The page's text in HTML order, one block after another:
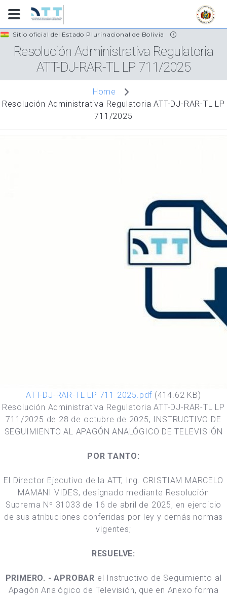
Skip
to
main
content
Sitio oficial del Estado Plurinacional de Bolivia
Resolución Administrativa Regulatoria
ATT-DJ-RAR-TL LP 711/2025
Home
Resolución Administrativa Regulatoria ATT-DJ-RAR-TL LP
711/2025
ATT-DJ-RAR-TL LP 711 2025.pdf (414.62 KB)
Resolución Administrativa Regulatoria ATT-DJ-RAR-TL LP
711/2025 de 28 de octubre de 2025, INSTRUCTIVO DE
SEGUIMIENTO AL APAGÓN ANALÓGICO DE TELEVISIÓN
POR TANTO:
El Director Ejecutivo de la ATT, Ing. CRISTIAM MARCELO
MAMANI VIDES, designado mediante Resolución
Suprema Nº 31033 de 16 de abril de 2025, en ejercicio
de sus atribuciones conferidas por ley y demás normas
vigentes;
RESUELVE:
PRIMERO. - APROBAR el Instructivo de Seguimiento al
Apagón Analógico de Televisión, que en Anexo forma